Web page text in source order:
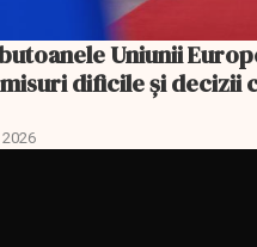
Uniunii
dificile și decizii
2026